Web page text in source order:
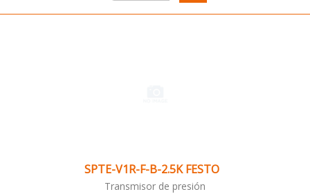
SPTE-V1R-F-B-2.5K FESTO
Transmisor de presión